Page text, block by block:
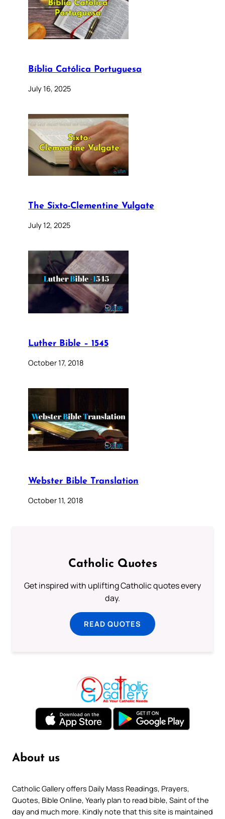
Bíblia Católica Portuguesa
July 16, 2025
The Sixto-Clementine Vulgate
July 12, 2025
Luther Bible – 1545
October 17, 2018
Webster Bible Translation
October 11, 2018
Catholic Quotes
Get inspired with uplifting Catholic quotes every
day.
READ QUOTES
About us
Catholic Gallery offers Daily Mass Readings, Prayers,
Quotes, Bible Online, Yearly plan to read bible, Saint of the
day and much more. Kindly note that this site is maintained